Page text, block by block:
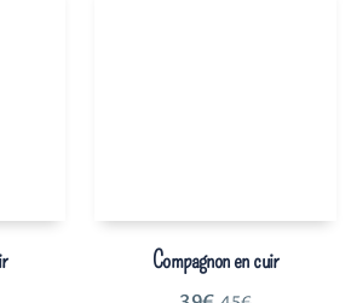
Compagnon en cuir